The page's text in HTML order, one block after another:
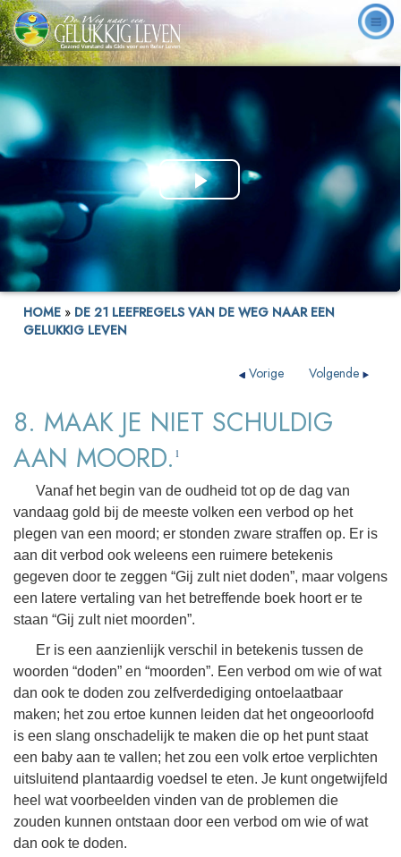
Play
HOME » DE 21 LEEFREGELS VAN DE WEG NAAR EEN
GELUKKIG LEVEN
Volgende
Vorige
8. MAAK JE NIET SCHULDIG
AAN MOORD. 1
Vanaf het begin van de oudheid tot op de dag van
vandaag gold bij de meeste volken een verbod op het
plegen van een moord; er stonden zware straffen op. Er is
aan dit verbod ook weleens een ruimere betekenis
gegeven door te zeggen “Gij zult niet doden”, maar volgens
een latere vertaling van het betreffende boek hoort er te
staan “Gij zult niet moorden”.
Er is een aanzienlijk verschil in betekenis tussen de
woorden “doden” en “moorden”. Een verbod om wie of wat
dan ook te doden zou zelfverdediging ontoelaatbaar
maken; het zou ertoe kunnen leiden dat het ongeoorloofd
is een slang onschadelijk te maken die op het punt staat
een baby aan te vallen; het zou een volk ertoe verplichten
uitsluitend plantaardig voedsel te eten. Je kunt ongetwijfeld
heel wat voorbeelden vinden van de problemen die
zouden kunnen ontstaan door een verbod om wie of wat
dan ook te doden.